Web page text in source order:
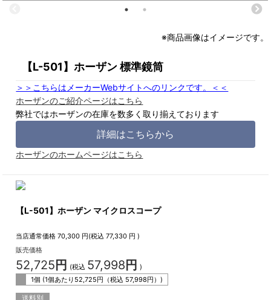
※商品画像はイメージです。
【L-501】ホーザン 標準鏡筒
＞＞こちらはメーカーWebサイトへのリンクです。＜＜
ホーザンのご紹介ページはこちら
弊社ではホーザンの在庫を数多く取り揃えております
詳細はこちらから
ホーザンのホームページはこちら
【L-501】ホーザン マイクロスコープ
当店通常価格 70,300 円(税込77,330 円 )
販売価格
52,725 円 (税込 57,998 円 )
1個 (1個あたり 52,725円（税込 57,998円）)
送料別